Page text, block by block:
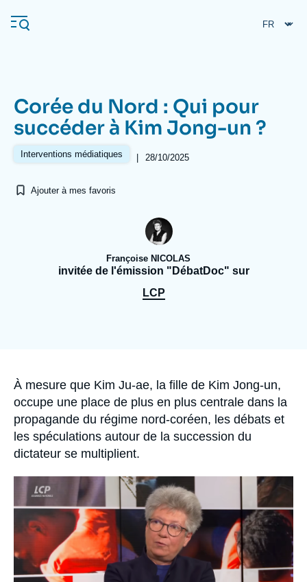
au
contenu
Navigation
principale
L'Ifri
Analyses
Recherches fréquentes
Proche-Orient
Corée du Nord : Qui pour
succéder à Kim Jong-un ?
Interventions médiatiques | 28/10/2025
Ajouter à mes favoris
Françoise NICOLAS
invitée de l'émission "DébatDoc" sur
LCP
Accroche
À mesure que Kim Ju-ae, la fille de Kim Jong-un,
occupe une place de plus en plus centrale dans la
propagande du régime nord-coréen, les débats et
les spéculations autour de la succession du
dictateur se multiplient.
principale
médiatique